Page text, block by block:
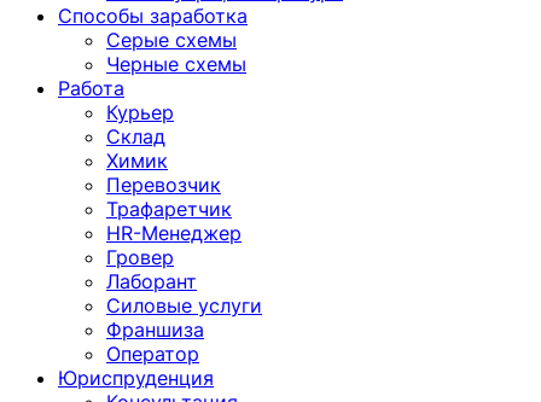
Способы заработка
Серые схемы
Черные схемы
Работа
Курьер
Склад
Химик
Перевозчик
Трафаретчик
HR-Менеджер
Гровер
Лаборант
Силовые услуги
Франшиза
Оператор
Юриспруденция